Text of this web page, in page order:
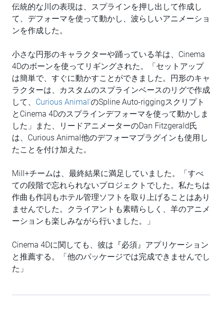
伝統的な川の表現は、スプラインを押し出して作成し
て、デフォーマを使って動かし、波らしいアニメーショ
ンを作成した。
小さな円形のキャラクターや踊っている羊は、Cinema
4Dのボーンを使ってリギングされた。「セットアップ
は簡単で、すぐに動かすことができました。円形のキャ
ラクターは、カスタムのスプラインベースのリグで作成
して、 Curious Animal'のSpline Auto-riggingスクリプト
とCinema 4Dのスプラインデフォーマを使って動かしま
した」また、リードアニメーターのDan Fitzgerald氏
は、Curious Animal他のデフォーマプラグインも使用し
たことを付け加えた。
Mill+チームは、最終結果に満足していました。「すべ
ての段階で忘れられないプロジェクトでした。私たちは
作曲も作詞もホテル管理ソフトを取り上げることはあり
ませんでした。クライアントも素晴らしく、羊のアニメ
ーションも楽しみながら行いました。」
Cinema 4Dに関しても、彼は『必須』アプリケーション
と推薦する。「他のパッケージでは完成できませんでし
た」